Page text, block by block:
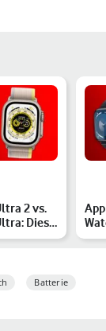
2 vs.
Diese
g…
Batterie